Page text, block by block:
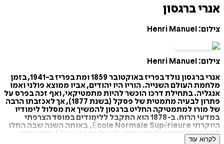
אנרי ברגסון
צילום: Henri Manuel
צילום: Henri Manuel
אנרי ברגסון נולד בפריז באוקטובר 1859 ומת בפריז ב-1941, בזמן
מלחמת העולם השנייה. הוריו היו יהודים, אביו ממוצא פולני ואמו
אנגליה. בתחילת דרכו הוכשר להיות מתמטיקאי, ואף זכה בפרס על
פתרון לבעיה מתמטית של פסקל (בשנת 1877), אך לאכזבתו הרבה
של מורו למתמטיקה החליט ברגסון להמשיך את מסלול לימודיו
במדעי הרוח. ב-1878 הוא התקבל ללימודים במוסד הצרפתי
היוקרתי École Normale Supérieure, באותה השנה שבה החלו
ללמוד שם הסוציאליסט הנודע ז'אן ז'ורס (Jaurès) והסוציולוג
לקרוא עוד